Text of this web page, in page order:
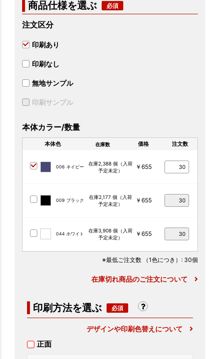
商品仕様を選ぶ
注文区分
印刷あり
印刷なし
無地サンプル
印刷サンプル
本体カラー/数量
本体色 在庫数 価格 注文数
006 ネイビー
在庫2,388 個（入荷
予定未定）
￥655
009 ブラック
在庫2,177 個（入荷
予定未定）
￥655
044 ホワイト
在庫3,908 個（入荷
予定未定）
￥655
※最低ご注文数 （1色につき） : 30個
在庫切れ商品のご注文について
印刷方法を選ぶ
デザインや印刷色替えについて
正面